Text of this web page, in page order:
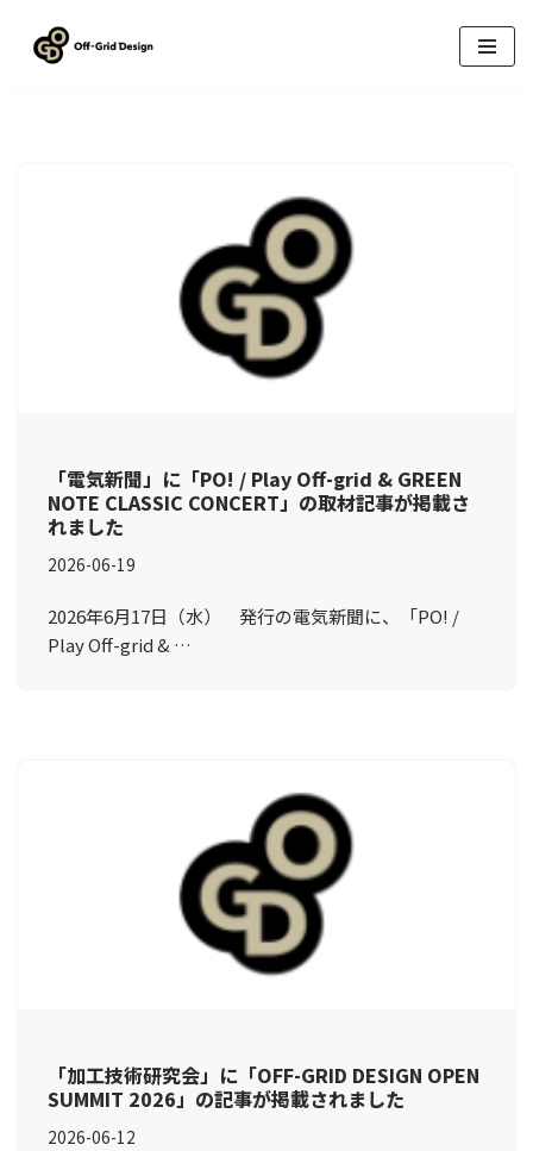
「電気新聞」に「PO! / Play Off-grid & GREEN
NOTE CLASSIC CONCERT」の取材記事が掲載さ
れました
2026-06-19
2026年6月17日（水） 発行の電気新聞に、「PO! /
Play Off-grid & …
「加工技術研究会」に「OFF-GRID DESIGN OPEN
SUMMIT 2026」の記事が掲載されました
2026-06-12